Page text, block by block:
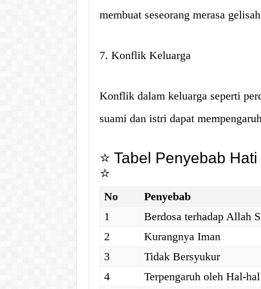
membuat seseorang merasa
7. Konflik Keluarga
Konflik dalam keluarga seperti
suami dan istri dapat
⭐ Tabel Penyebab
⭐
No
Penyebab
1
Berdosa terhadap Allah
2
Kurangnya Iman
3
Tidak Bersyukur
4
Terpengaruh oleh Hal-